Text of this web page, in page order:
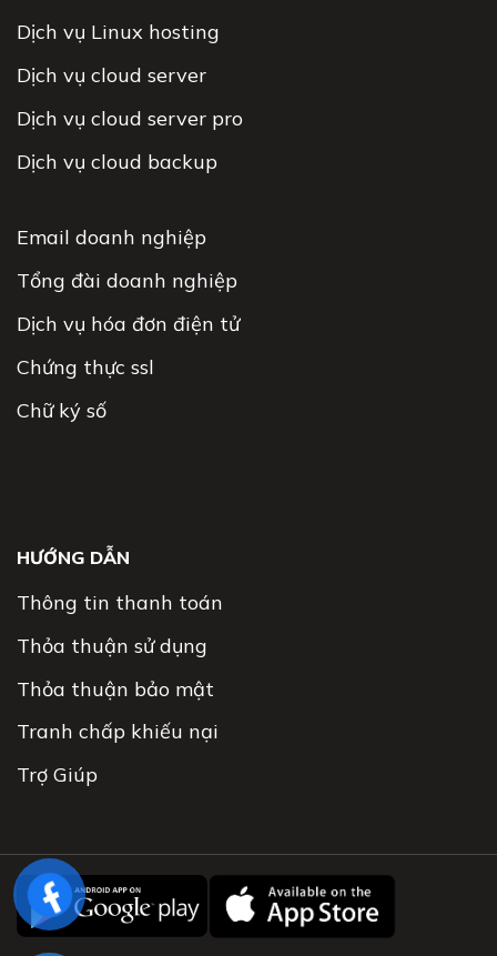
Dịch vụ Linux hosting
Dịch vụ cloud server
Dịch vụ cloud server pro
Dịch vụ cloud backup
Email doanh nghiệp
Tổng đài doanh nghiệp
Dịch vụ hóa đơn điện tử
Chứng thực ssl
Chữ ký số
HƯỚNG DẪN
Thông tin thanh toán
Thỏa thuận sử dụng
Thỏa thuận bảo mật
Tranh chấp khiếu nại
Trợ Giúp